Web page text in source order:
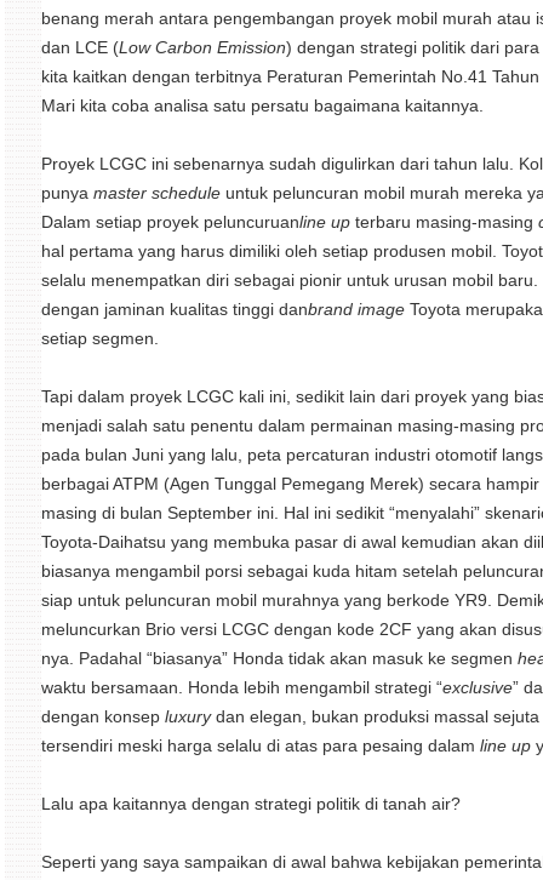
benang merah antara pengembangan proyek mobil murah atau
dan LCE (Low Carbon Emission) dengan strategi politik dari
kita kaitkan dengan terbitnya Peraturan Pemerintah No.41
Mari kita coba analisa satu persatu bagaimana kaitannya.
Proyek LCGC ini sebenarnya sudah digulirkan dari tahun lalu.
punya master schedule untuk peluncuran mobil murah mereka
Dalam setiap proyek peluncuruanline up terbaru masing-masing
hal pertama yang harus dimiliki oleh setiap produsen mobil.
selalu menempatkan diri sebagai pionir untuk urusan mobil
dengan jaminan kualitas tinggi danbrand image Toyota
setiap segmen.
Tapi dalam proyek LCGC kali ini, sedikit lain dari proyek yang
menjadi salah satu penentu dalam permainan masing-masing
pada bulan Juni yang lalu, peta percaturan industri otomotif
berbagai ATPM (Agen Tunggal Pemegang Merek) secara
masing di bulan September ini. Hal ini sedikit “menyalahi”
Toyota-Daihatsu yang membuka pasar di awal kemudian akan
biasanya mengambil porsi sebagai kuda hitam setelah
siap untuk peluncuran mobil murahnya yang berkode YR9.
meluncurkan Brio versi LCGC dengan kode 2CF yang akan
nya. Padahal “biasanya” Honda tidak akan masuk ke segmen
waktu bersamaan. Honda lebih mengambil strategi “exclusive”
dengan konsep luxurydan elegan, bukan produksi massal
tersendiri meski harga selalu di atas para pesaing dalam line up
Lalu apa kaitannya dengan strategi politik di tanah air?
Seperti yang saya sampaikan di awal bahwa kebijakan